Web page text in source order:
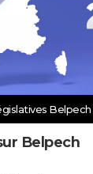
Belpech
Belpech